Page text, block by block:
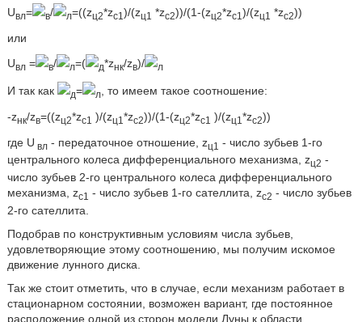
Uвл= в/ л=((zц2*zc1 )/(zц1 *zс2))/(1-(zц2*zc1 )/(zц1 *zc2))
или
Uвл= в/ л=( д*zнк/zв)/ л
И так как д= л, то имеем такое соотношение:
-zнк/zв=((zц2*zc1 )/(zц1 *zс2))/(1-(zц2*zc1 )/(zц1 *zc2))
где U вл- передаточное отношение, zц1 - число зубьев 1-го
центрального колеса дифференциального механизма, zц2 -
число зубьев 2-го центрального колеса дифференциального
механизма, zc1 - число зубьев 1-го сателлита, zc2 - число зубьев
2-го сателлита.
Подобрав по конструктивным условиям числа зубьев,
удовлетворяющие этому соотношению, мы получим искомое
движение лунного диска.
Так же стоит отметить, что в случае, если механизм работает в
стационарном состоянии, возможен вариант, где постоянное
расположение одной из сторон модели Луны к области